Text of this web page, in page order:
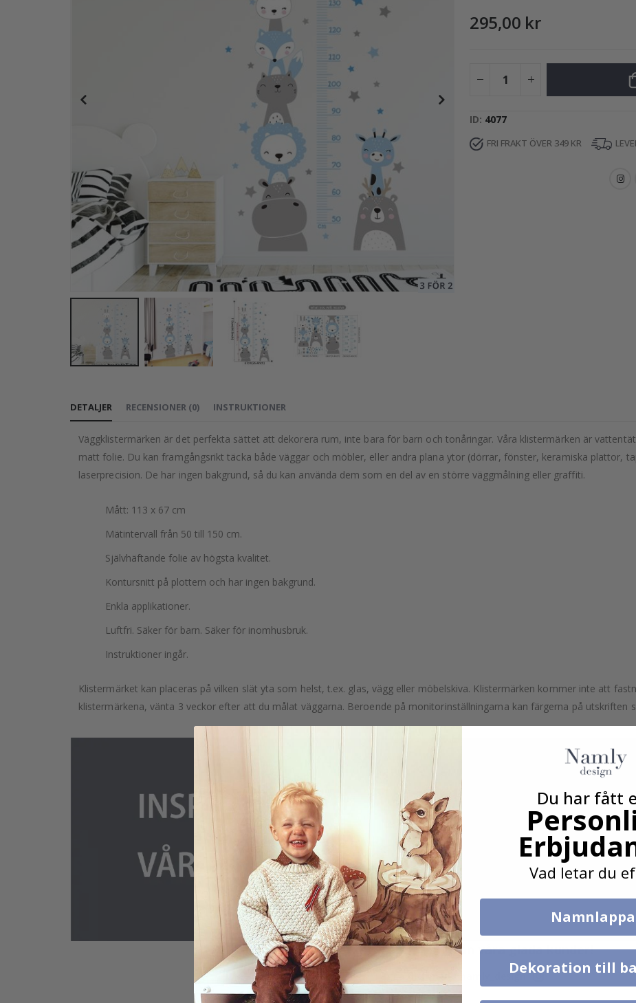
Väggdekal - Skogsbjörk och djur
början
bildgalleriet
295,00 kr
ID 4077
FRI FRAKT ÖVER 349 KR
DETALJER
Väggklistermärken är det perfekta sättet att dekorera rum, inte bara för barn och tonåringar. Våra klistermärken är
matt folie. Du kan framgångsrikt täcka både väggar och möbler, eller andra plana ytor (dörrar, fönster, keramiska plattor,
laserprecision. De har ingen bakgrund, så du kan använda dem som en del av en större väggmålning eller graffiti.
Mått: 113 x 67 cm
Mätintervall från 50 till 150 cm.
Självhäftande folie av högsta kvalitet.
Kontursnitt på plottern och har ingen bakgrund.
Enkla applikationer.
Luftfri. Säker för barn. Säker för inomhusbruk.
Instruktioner ingår.
Klistermärket kan placeras på vilken slät yta som helst, t.ex. glas, vägg eller möbelskiva. Klistermärken kommer inte att
klistermärkena, vänta 3 veckor efter att du målat väggarna. Beroende på monitorinställningarna kan färgerna på utskriften
RECENSIONER (0) INSTRUKTIONER
Verklig inspiration från våra glada kunder!
Tagga ditt med #namly_design
Du har fått
Vad letar du
Dekoration till